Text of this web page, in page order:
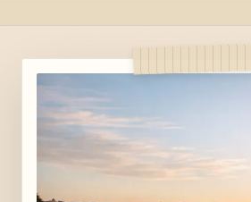
À propos
Qui est Héma ?